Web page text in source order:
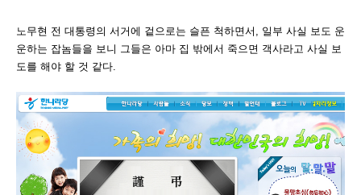
노무현 전 대통령의 서거에 겉으로는 슬픈 척하면서, 일부 사실 보도 운
운하는 잡놈들을 보니 그들은 아마 집 밖에서 죽으면 객사라고 사실 보
도를 해야 할 것 같다.